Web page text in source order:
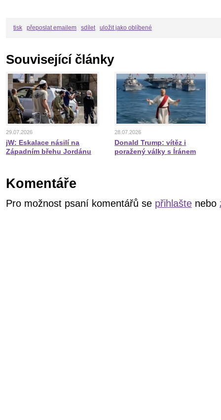
tisk přeposlat emailem sdílet uložit jako oblíbené
Související články
29.07.2026
jW: Eskalace násilí na
Západním břehu Jordánu
28.07.2026
Donald Trump: vítěz i
poražený války s Íránem
Komentáře
Pro možnost psaní komentářů se přihlašte nebo